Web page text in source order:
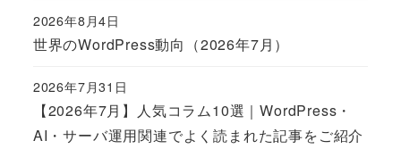
世界のWordPress動向（2026年7月）
Published
2026年8月4日
【2026年7月】人気コラム10選｜WordPress・
AI・サーバ運用関連でよく読まれた記事をご紹介
Published
2026年7月31日